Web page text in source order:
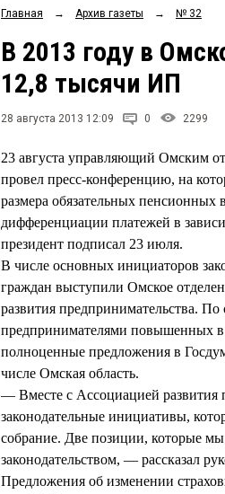
Главная → Архив газеты → № 32
В 2013 году в
12,8 тысячи ИП
28 августа 2013 12:09 0 2299
23 августа управляющий Омским
провел пресс-конференцию, на
размера обязательных
дифференциации платежей в
президент подписал 23 июля.
В числе основных инициаторов
граждан выступили Омское
развития предпринимательства.
предпринимателями повышенных в
полноценные предложения в
числе Омская область.
— Вместе с Ассоциацией
законодательные инициативы,
собрание. Две позиции, которые
законодательством, — рассказал
Предложения об изменении